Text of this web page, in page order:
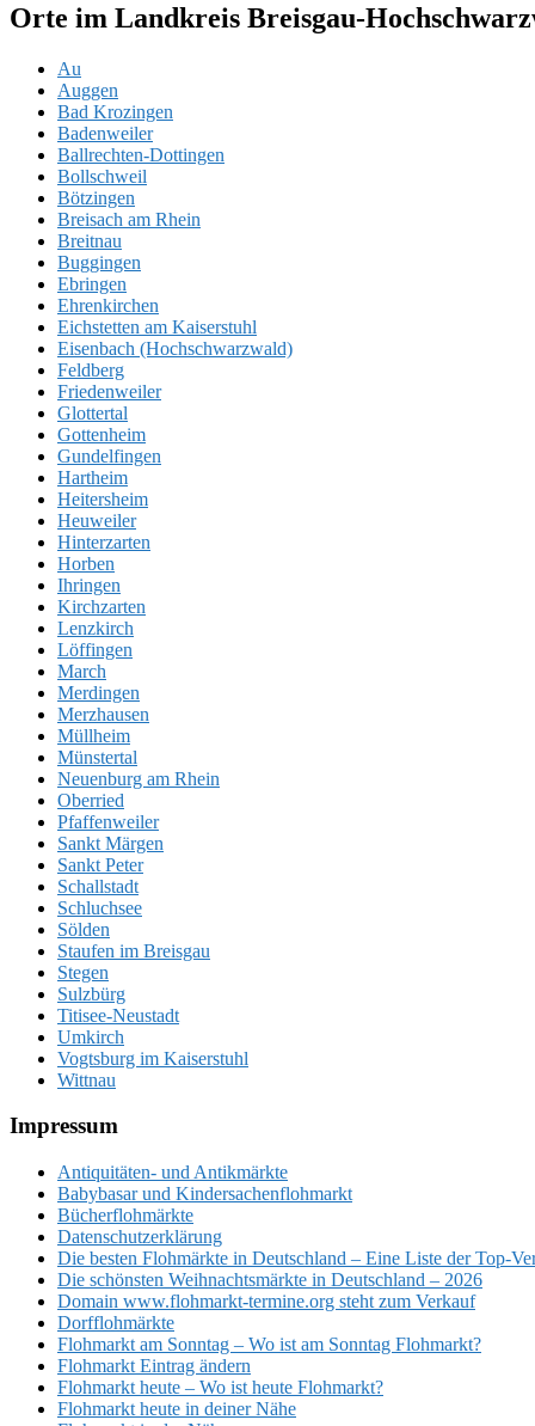
Orte im Landkreis Breisgau-
Au
Auggen
Bad Krozingen
Badenweiler
Ballrechten-Dottingen
Bollschweil
Bötzingen
Breisach am Rhein
Breitnau
Buggingen
Ebringen
Ehrenkirchen
Eichstetten am Kaiserstuhl
Eisenbach (Hochschwarzwald)
Feldberg
Friedenweiler
Glottertal
Gottenheim
Gundelfingen
Hartheim
Heitersheim
Heuweiler
Hinterzarten
Horben
Ihringen
Kirchzarten
Lenzkirch
Löffingen
March
Merdingen
Merzhausen
Müllheim
Münstertal
Neuenburg am Rhein
Oberried
Pfaffenweiler
Sankt Märgen
Sankt Peter
Schallstadt
Schluchsee
Sölden
Staufen im Breisgau
Stegen
Sulzbürg
Titisee-Neustadt
Umkirch
Vogtsburg im Kaiserstuhl
Wittnau
Footer
Impressum
Antiquitäten- und Antikmärkte
Babybasar und Kindersachenflohmarkt
Bücherflohmärkte
Datenschutzerklärung
Die besten Flohmärkte in Deutschland – Eine Liste der Top-
Die schönsten Weihnachtsmärkte in Deutschland – 2026
Domain www.flohmarkt-termine.org steht zum Verkauf
Dorfflohmärkte
Flohmarkt am Sonntag – Wo ist am Sonntag Flohmarkt?
Flohmarkt Eintrag ändern
Flohmarkt heute – Wo ist heute Flohmarkt?
Flohmarkt heute in deiner Nähe